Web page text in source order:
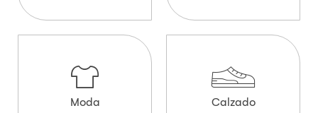
Moda Calzado